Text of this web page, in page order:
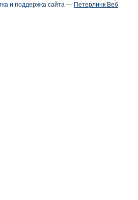
и поддержка сайта — Петерлинк Веб